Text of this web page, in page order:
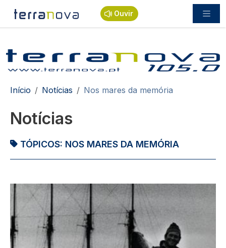
Passar para o conteúdo principal
Ouvir
Navegação estrutural
Início Notícias Nos mares da memória
Notícias
TÓPICOS: NOS MARES DA MEMÓRIA
Imagem